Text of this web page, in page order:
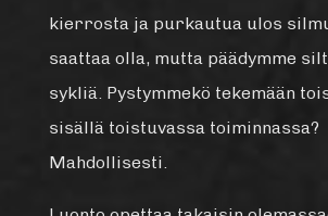
kierrosta ja purkautua ulos
saattaa olla, mutta päädymme
sykliä. Pystymmekö tekemään
sisällä toistuvassa toiminnassa?
Mahdollisesti.